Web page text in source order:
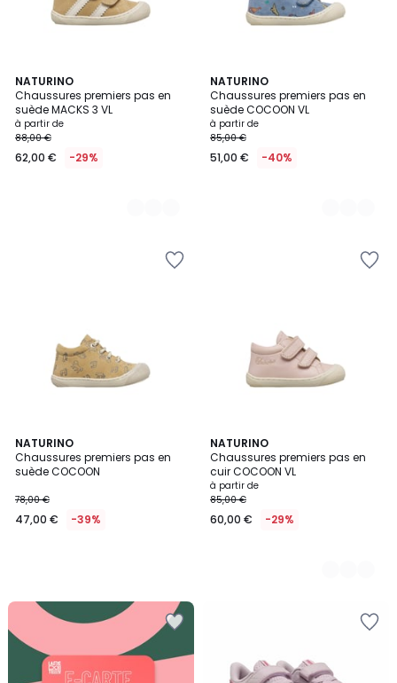
NATURINO
Chaussures premiers pas en
suède MACKS 3 VL
à partir de
88,00 €
62,00 € -29%
6
Couleurs
NATURINO
Chaussures premiers pas en
suède COCOON VL
à partir de
85,00 €
51,00 € -40%
2
Couleurs
NATURINO
Chaussures premiers pas en
suède COCOON
78,00 €
47,00 € -39%
NATURINO
Chaussures premiers pas en
cuir COCOON VL
à partir de
85,00 €
60,00 € -29%
3
Couleurs